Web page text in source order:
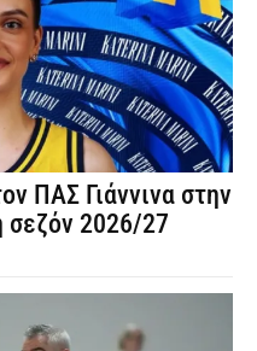
ΠΑΣ Γιάννινα στην
σεζόν 2026/27